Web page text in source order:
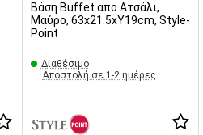
Βάση Buffet απο Ατσάλι,
Μαύρo, 63x21.5xΥ19cm, Style-
Point
Διαθέσιμο
Αποστολή σε 1-2 ημέρες